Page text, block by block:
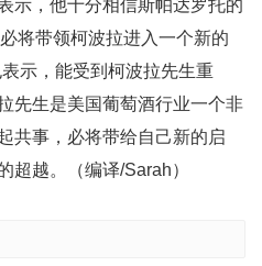
示，他十分相信斯帕达罗托的
将带领柯波拉进入一个新的
示，能受到柯波拉先生重
先生是美国葡萄酒行业一个非
共事，必将带给自己新的启
超越。（编译/Sarah）